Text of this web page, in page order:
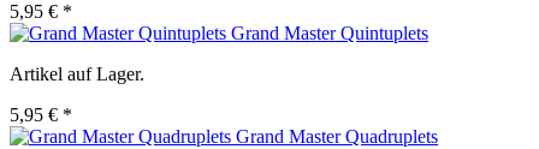
5,95 € *
Grand Master Quintuplets
Artikel auf Lager.
5,95 € *
Grand Master Quadruplets